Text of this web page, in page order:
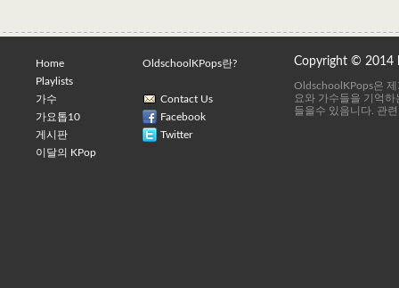
Home
Playlists
가수
가요톱10
게시판
이달의 KPop
OldschoolKPops란?
Contact Us
Facebook
Twitter
Copyright © 2014
OldschoolKPops은
요와 가수들을 기억
들을수 있음니다. 관